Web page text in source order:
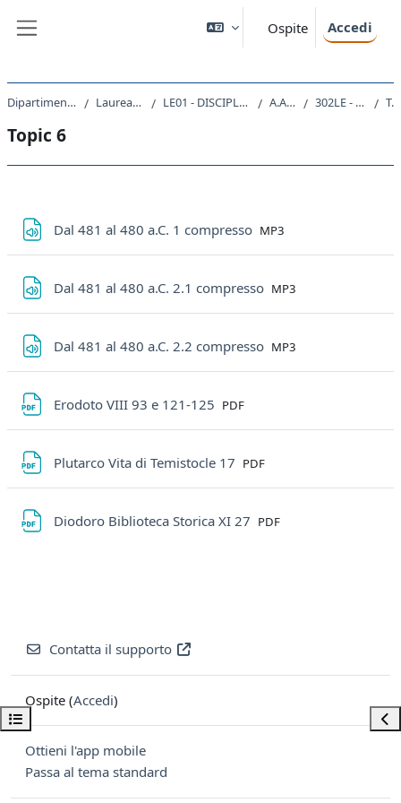
Ospite Accedi
Apri indice del corso
Dipartimento di Studi Umanistici Laurea triennale (DM270) LE01 - DISCIPLINE STORICHE E FILOSOFICHE A.A. 2021 - 2022 302LE - STORIA GRECA 2021 Topic 6
Topic 6
Dal 481 al 480 a.C. 1 compresso File
MP3
Dal 481 al 480 a.C. 2.1 compresso File
MP3
Dal 481 al 480 a.C. 2.2 compresso File
MP3
Erodoto VIII 93 e 121-125 File
PDF
Plutarco Vita di Temistocle 17 File
PDF
Diodoro Biblioteca Storica XI 27 File
PDF
Contatta il supporto
Ospite (Accedi)
Ottieni l'app mobile
Passa al tema standard